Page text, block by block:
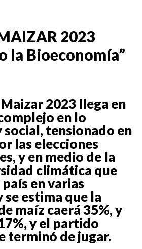
2023
la Bioeconomía”
2023 llega en
en lo
social, tensionado en
las elecciones
y en medio de la
climática que
en varias
se estima que la
maíz caerá 35%, y
y el partido
terminó de jugar.